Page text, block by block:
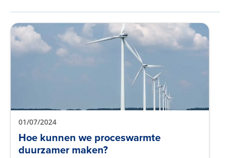
01/07/2024
Hoe kunnen we proceswarmte
duurzamer maken?